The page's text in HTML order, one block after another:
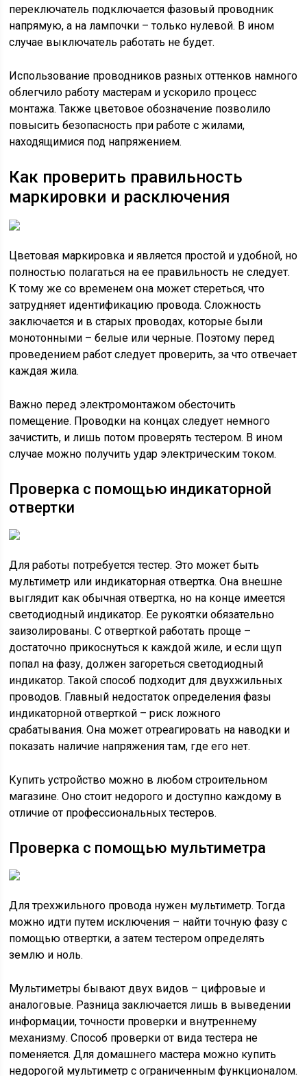
переключатель подключается фазовый проводник
напрямую, а на лампочки – только нулевой. В ином
случае выключатель работать не будет.
Использование проводников разных оттенков намного
облегчило работу мастерам и ускорило процесс
монтажа. Также цветовое обозначение позволило
повысить безопасность при работе с жилами,
находящимися под напряжением.
Как проверить правильность
маркировки и расключения
Цветовая маркировка и является простой и удобной, но
полностью полагаться на ее правильность не следует.
К тому же со временем она может стереться, что
затрудняет идентификацию провода. Сложность
заключается и в старых проводах, которые были
монотонными – белые или черные. Поэтому перед
проведением работ следует проверить, за что отвечает
каждая жила.
Важно перед электромонтажом обесточить
помещение. Проводки на концах следует немного
зачистить, и лишь потом проверять тестером. В ином
случае можно получить удар электрическим током.
Проверка с помощью индикаторной
отвертки
Для работы потребуется тестер. Это может быть
мультиметр или индикаторная отвертка. Она внешне
выглядит как обычная отвертка, но на конце имеется
светодиодный индикатор. Ее рукоятки обязательно
заизолированы. С отверткой работать проще –
достаточно прикоснуться к каждой жиле, и если щуп
попал на фазу, должен загореться светодиодный
индикатор. Такой способ подходит для двухжильных
проводов. Главный недостаток определения фазы
индикаторной отверткой – риск ложного
срабатывания. Она может отреагировать на наводки и
показать наличие напряжения там, где его нет.
Купить устройство можно в любом строительном
магазине. Оно стоит недорого и доступно каждому в
отличие от профессиональных тестеров.
Проверка с помощью мультиметра
Для трехжильного провода нужен мультиметр. Тогда
можно идти путем исключения – найти точную фазу с
помощью отвертки, а затем тестером определять
землю и ноль.
Мультиметры бывают двух видов – цифровые и
аналоговые. Разница заключается лишь в выведении
информации, точности проверки и внутреннему
механизму. Способ проверки от вида тестера не
поменяется. Для домашнего мастера можно купить
недорогой мультиметр с ограниченным функционалом.